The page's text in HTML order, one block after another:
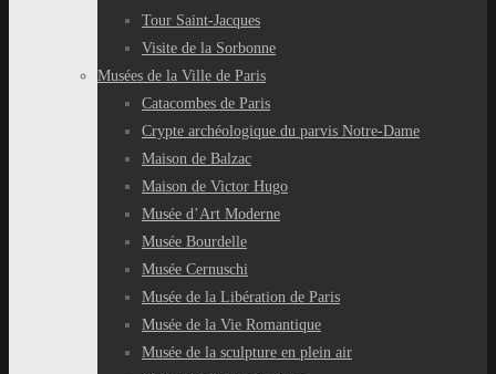
Tour Saint-Jacques
Visite de la Sorbonne
Musées de la Ville de Paris
Catacombes de Paris
Crypte archéologique du parvis Notre-Dame
Maison de Balzac
Maison de Victor Hugo
Musée d’Art Moderne
Musée Bourdelle
Musée Cernuschi
Musée de la Libération de Paris
Musée de la Vie Romantique
Musée de la sculpture en plein air